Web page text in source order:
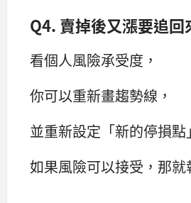
Q4. 賣掉後又漲要追回
看個人風險承受度，
你可以重新畫趨勢線，
並重新設定「新的停損點」
如果風險可以接受，那就